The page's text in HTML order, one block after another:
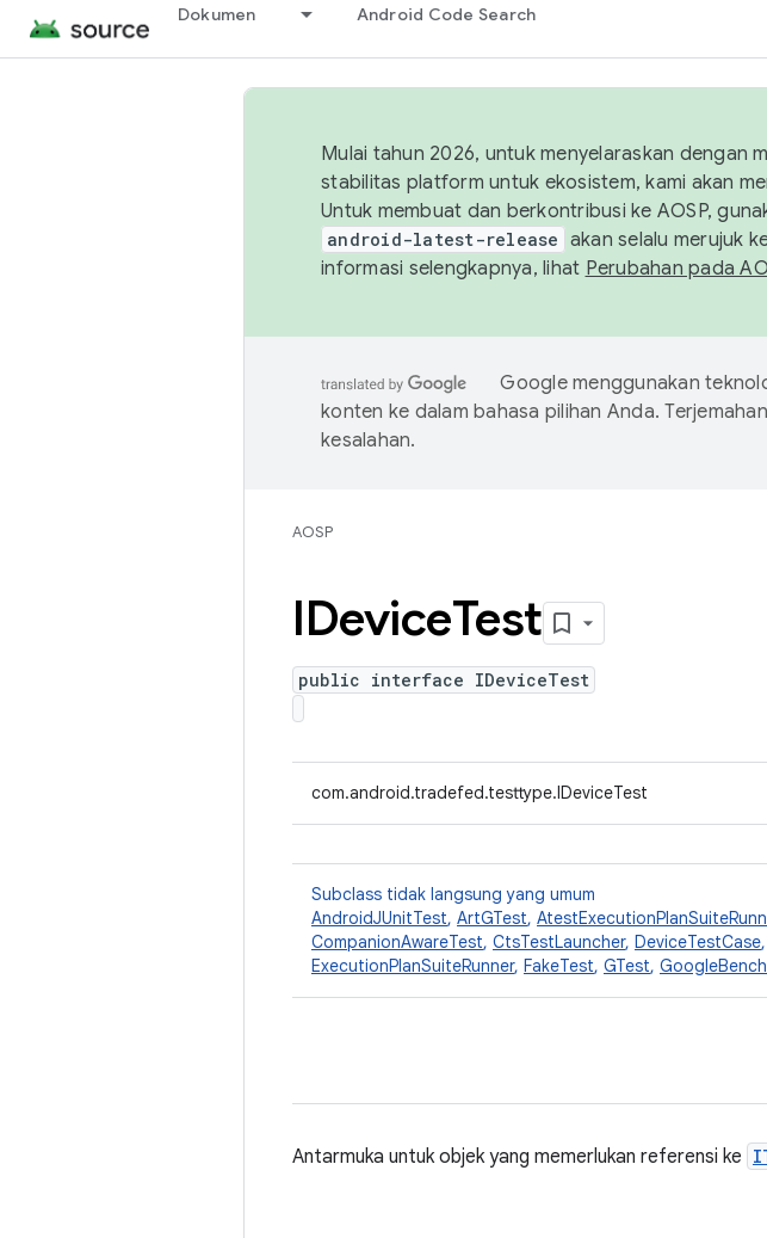
Dokumen Android Code Search
Mulai tahun 2026, untuk menyelaraskan dengan
stabilitas platform untuk ekosistem, kami akan
Untuk membuat dan berkontribusi ke AOSP,
android-latest-release akan selalu merujuk
informasi selengkapnya, lihat Perubahan pada
Google menggunakan
konten ke dalam bahasa pilihan Anda.
kesalahan.
AOSP
IDeviceTest
public interface IDeviceTest
com.android.tradefed.testtype.IDeviceTest
Subclass tidak langsung yang umum
AndroidJUnitTest, ArtGTest,
CompanionAwareTest, CtsTestLauncher, DeviceTestCase,
ExecutionPlanSuiteRunner, FakeTest, GTest,
Antarmuka untuk objek yang memerlukan referensi ke